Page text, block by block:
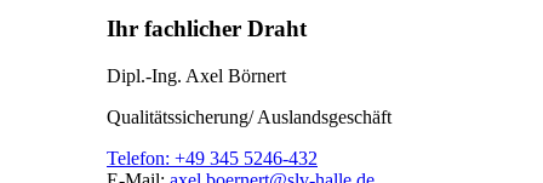
Ihr fachlicher Draht
Dipl.-Ing. Axel Börnert
Qualitätssicherung/ Auslandsgeschäft
Telefon: +49 345 5246-432